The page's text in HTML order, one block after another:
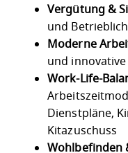
Vergütung &
und
Moderne
und
Work-Life-
Dienstpläne,
Kitazuschuss
Wohlbefinden